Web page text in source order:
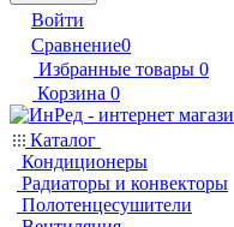
Войти
Сравнение0
Избранные товары 0
Корзина 0
Каталог
Кондиционеры
Радиаторы и конвекторы
Полотенцесушители